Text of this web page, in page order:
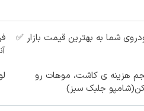
شما به بهترین قیمت بازار ✅
هزینه ی کاشت، موهات رو
جلبک سبز)